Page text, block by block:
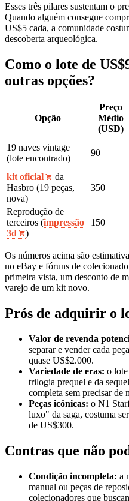
Esses três pilares sustentam o
Quando alguém consegue
US$5 cada, a comunidade
descoberta arqueológica.
Como o lote de
outras opções?
Opção
Preço
Médio
(USD)
19 naves vintage
(lote encontrado)
90
kit oficial
da
Hasbro (19 peças,
nova)
350
Reprodução de
terceiros (impressão
3d
)
150
Os números acima são
no eBay e fóruns de
primeira vista, um desconto de
varejo de um kit novo.
Prós de adquirir o
Valor de revenda
separar e vender cada
quase US$2.000.
Variedade de eras: o
trilogia prequel e da
completa sem precisar de
Peças icônicas: o N1
luxo" da saga, costuma
de US$300.
Contras que não
Condição incompleta: a
manual ou peças de
colecionadores que